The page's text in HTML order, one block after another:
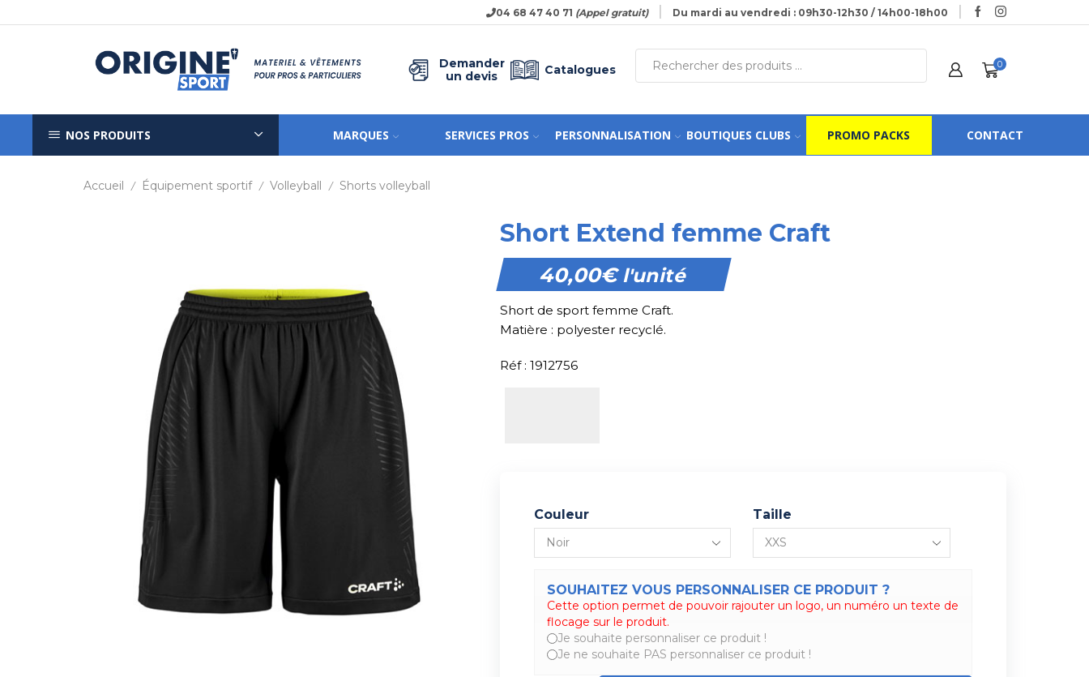
04 68 47 40 71 (Appel gratuit) Du mardi au vendredi : 09h30-12h30 / 14h00-18h00
Demander
un devis
Catalogues 0
NOS PRODUITS MARQUES SERVICES PROS PERSONNALISATION BOUTIQUES CLUBS PROMO PACKS CONTACT
Accueil / Équipement sportif / Volleyball / Shorts volleyball
Short Extend femme Craft
40,00€l'unité
Short de sport femme Craft.
Matière : polyester recyclé.
Réf : 1912756
Couleur Taille
SOUHAITEZ VOUS PERSONNALISER CE PRODUIT ?
Cette option permet de pouvoir rajouter un logo, un numéro un texte de
flocage sur le produit.
Je souhaite personnaliser ce produit !
Je ne souhaite PAS personnaliser ce produit !
Alternative: